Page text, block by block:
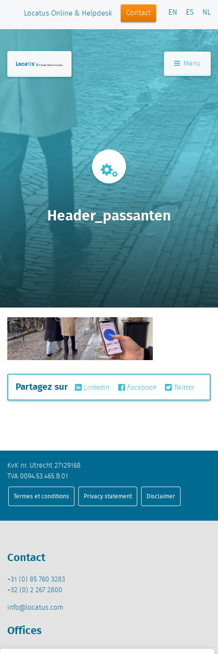
Locatus Online & Helpdesk Contact EN ES NL
Menu
Header_passanten
Partagez sur Linkedin Facebook Twitter
KvK nr. Utrecht 27129168
TVA 0094.53.465.B.01
Termes et conditions Privacy statement Disclaimer
Contact
+31 (0) 85 760 3283
+32 (0) 2 267 2800
info@locatus.com
Offices